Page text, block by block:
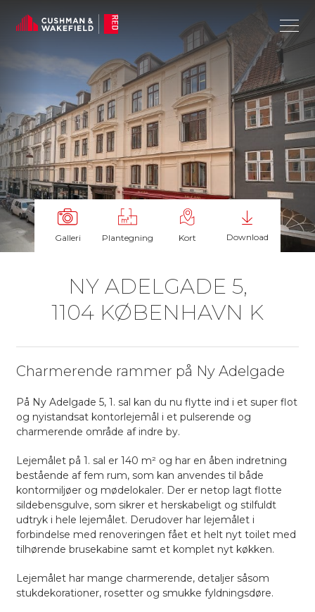
Galleri Plantegning Kort Download
NY ADEL­GA­DE 5,
1104 KØ­BEN­HAVN K
Charmerende rammer på Ny Adelgade
På Ny Adelgade 5, 1. sal kan du nu flytte ind i et super flot
og nyistandsat kontorlejemål i et pulserende og
charmerende område af indre by.
Lejemålet på 1. sal er 140 m² og har en åben indretning
bestående af fem rum, som kan anvendes til både
kontormiljøer og mødelokaler. Der er netop lagt flotte
sildebensgulve, som sikrer et herskabeligt og stilfuldt
udtryk i hele lejemålet. Derudover har lejemålet i
forbindelse med renoveringen fået et helt nyt toilet med
tilhørende brusekabine samt et komplet nyt køkken.
Lejemålet har mange charmerende, detaljer såsom
stukdekorationer, rosetter og smukke fyldningsdøre.